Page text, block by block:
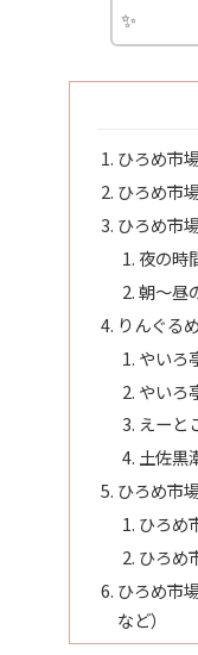
✨
ひろめ市
ひろめ市
ひろめ市
夜の時
朝～昼
りんぐる
やいろ
やいろ
えーと
土佐黒
ひろめ市
ひろめ
ひろめ
ひろめ市
など）